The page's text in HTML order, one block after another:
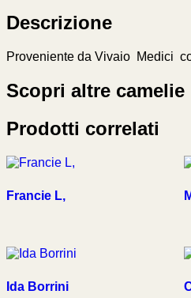
Descrizione
Proveniente da Vivaio Medici
Scopri altre camelie
Prodotti correlati
Francie L,
Ida Borrini